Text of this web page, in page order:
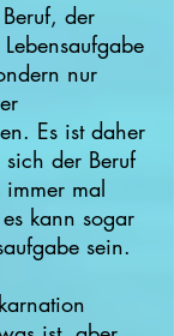
der
nur
Es ist daher
der Beruf
immer mal
kann sogar
sein.